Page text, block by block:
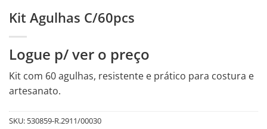
Kit Agulhas C/60pcs
Logue p/ ver o preço
Kit com 60 agulhas, resistente e prático para costura e
artesanato.
SKU: 530859-R.2911/00030